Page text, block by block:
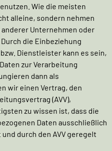
Wie die meisten
alleine, sondern nehmen
Unternehmen oder
die Einbeziehung
Dienstleister kann es sein,
zur Verarbeitung
dann als
wir einen Vertrag, den
(AVV),
zu wissen ist, dass die
Daten ausschließlich
durch den AVV geregelt